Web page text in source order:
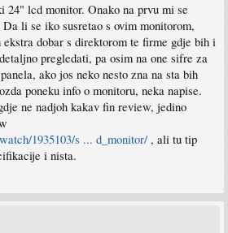
24" lcd monitor. Onako na prvu mi se
li se iko susretao s ovim monitorom,
dobar s direktorom te firme gdje bih i
pregledati, pa osim na one sifre za
ako jos neko nesto zna na sta bih
poneku info o monitoru, neka napise.
ne nadjoh kakav fin review, jedino
1935103/s ... d_monitor/ , ali tu tip
i nista.